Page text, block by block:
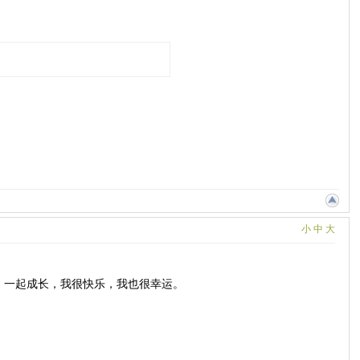
小 中 大
起成长，我很快乐，我也很幸运。